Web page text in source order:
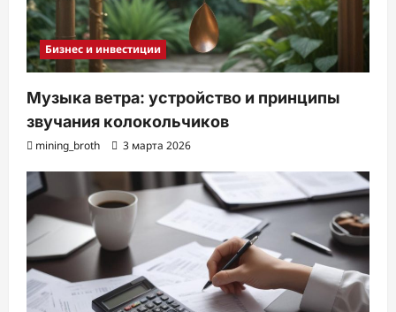
Бизнес и инвестиции
Музыка ветра: устройство и принципы
звучания колокольчиков
mining_broth 3 марта 2026